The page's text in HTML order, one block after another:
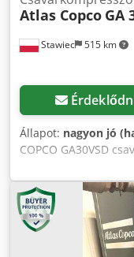
Stawiec 515 km
Atlas Copco GA
Állapot: nagyon jó
COPCO GA30VSD
szervizelt
m3/perc; motor
13 bar; Évjárat: 2012
135 bruttó Crodpfey
működőképes,
Szervizelést